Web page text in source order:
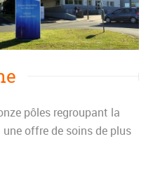
pôles regroupant la
offre de soins de plus